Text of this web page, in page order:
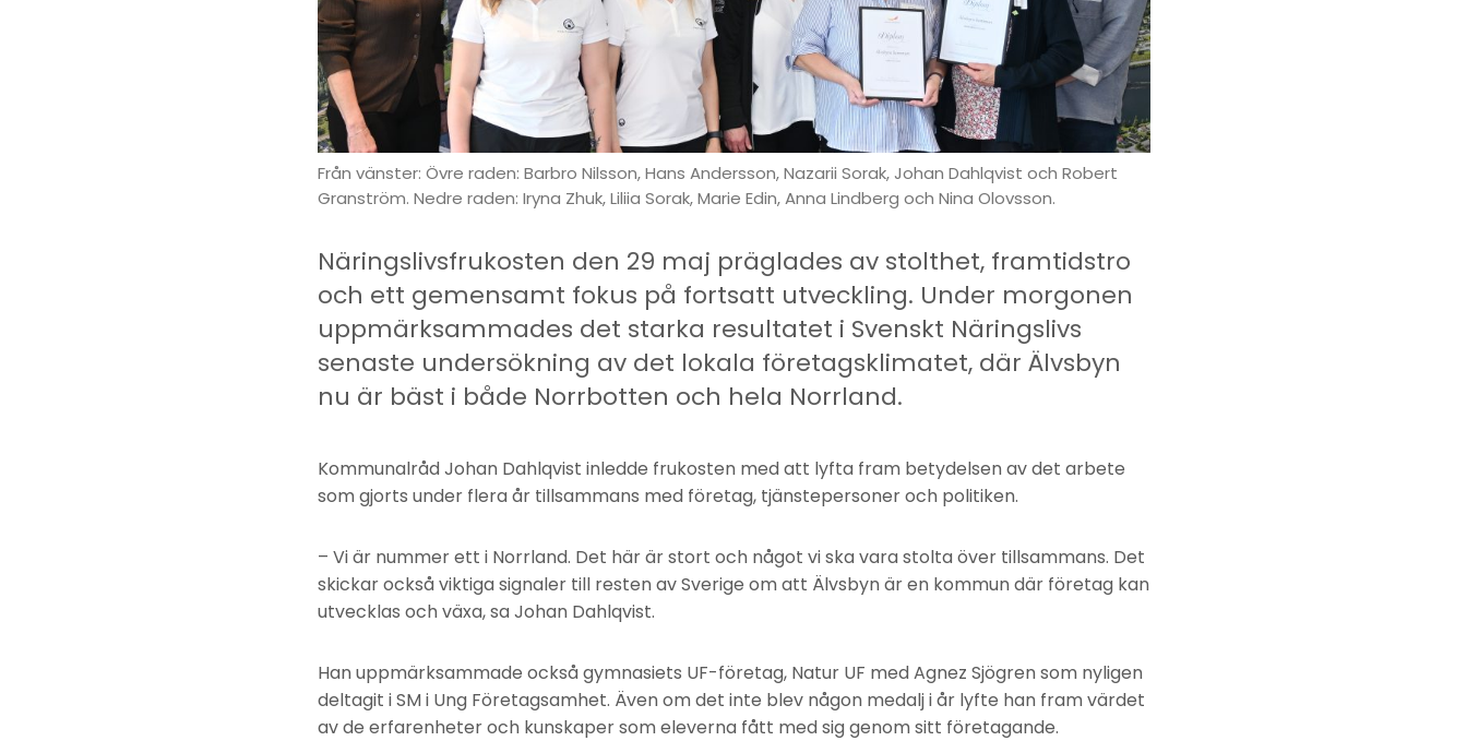
Från vänster: Övre raden: Barbro Nilsson, Hans Andersson, Nazarii Sorak, Johan Dahlqvist och Robert
Granström. Nedre raden: Iryna Zhuk, Liliia Sorak, Marie Edin, Anna Lindberg och Nina Olovsson.
Näringslivsfrukosten den 29 maj präglades av stolthet, framtidstro
och ett gemensamt fokus på fortsatt utveckling. Under morgonen
uppmärksammades det starka resultatet i Svenskt Näringslivs
senaste undersökning av det lokala företagsklimatet, där Älvsbyn
nu är bäst i både Norrbotten och hela Norrland.
Kommunalråd Johan Dahlqvist inledde frukosten med att lyfta fram betydelsen av det arbete
som gjorts under flera år tillsammans med företag, tjänstepersoner och politiken.
– Vi är nummer ett i Norrland. Det här är stort och något vi ska vara stolta över tillsammans. Det
skickar också viktiga signaler till resten av Sverige om att Älvsbyn är en kommun där företag kan
utvecklas och växa, sa Johan Dahlqvist.
Han uppmärksammade också gymnasiets UF-företag, Natur UF med Agnez Sjögren som nyligen
deltagit i SM i Ung Företagsamhet. Även om det inte blev någon medalj i år lyfte han fram värdet
av de erfarenheter och kunskaper som eleverna fått med sig genom sitt företagande.